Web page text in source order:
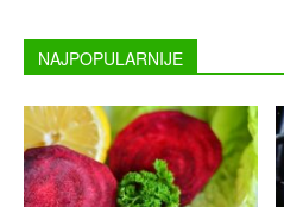
NAJPOPULARNIJE